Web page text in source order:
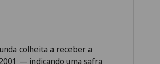
colheita a receber a
— indicando uma safra